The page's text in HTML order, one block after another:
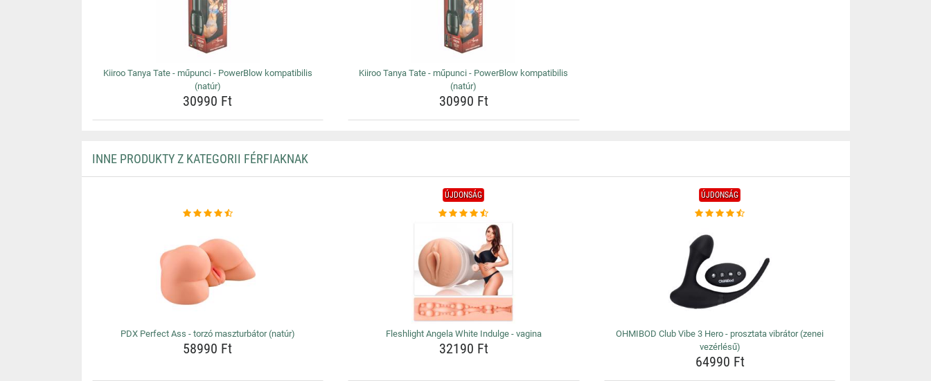
Kiiroo Tanya Tate - műpunci - PowerBlow kompatibilis
(natúr)
30990 Ft
Kiiroo Tanya Tate - műpunci - PowerBlow kompatibilis
(natúr)
30990 Ft
INNE PRODUKTY Z KATEGORII FÉRFIAKNAK
PDX Perfect Ass - torzó maszturbátor (natúr)
58990 Ft
ÚJDONSÁG
Fleshlight Angela White Indulge - vagina
32190 Ft
ÚJDONSÁG
OHMIBOD Club Vibe 3 Hero - prosztata vibrátor (zenei
vezérlésű)
64990 Ft